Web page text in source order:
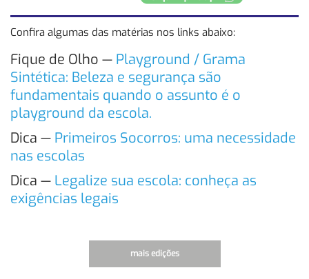
Confira algumas das matérias nos links abaixo:
Fique de Olho — Playground / Grama
Sintética: Beleza e segurança são
fundamentais quando o assunto é o
playground da escola.
Dica — Primeiros Socorros: uma necessidade
nas escolas
Dica — Legalize sua escola: conheça as
exigências legais
mais edições